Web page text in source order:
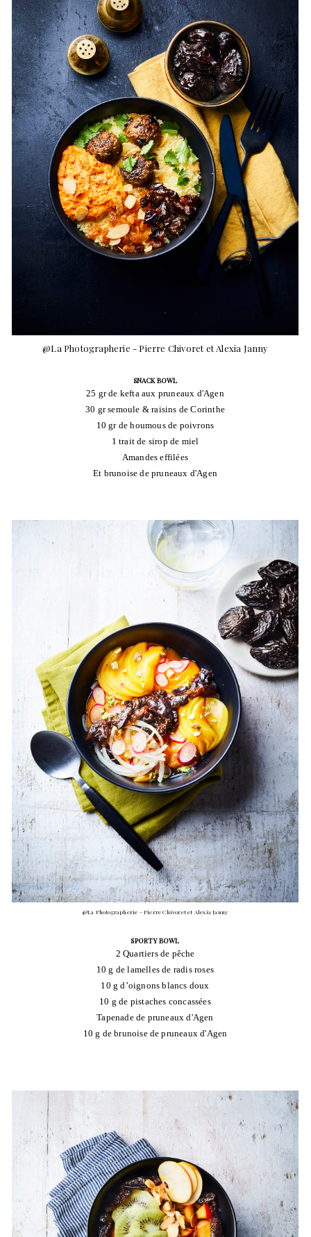
@La Photographerie - Pierre Chivoret et Alexia Janny
SNACK BOWL
25 gr de kefta aux pruneaux d'Agen
30 gr semoule & raisins de Corinthe
10 gr de houmous de poivrons
1 trait de sirop de miel
Amandes effilées
Et brunoise de pruneaux d'Agen
@La Photographerie - Pierre Chivoret et Alexia Janny
SPORTY BOWL
2 Quartiers de pêche
10 g de lamelles de radis roses
10 g d’oignons blancs doux
10 g de pistaches concassées
Tapenade de pruneaux d'Agen
10 g de brunoise de pruneaux d'Agen